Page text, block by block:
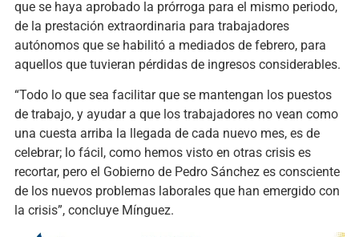
que se haya aprobado la prórroga para el mismo periodo,
de la prestación extraordinaria para trabajadores
autónomos que se habilitó a mediados de febrero, para
aquellos que tuvieran pérdidas de ingresos considerables.
“Todo lo que sea facilitar que se mantengan los puestos
de trabajo, y ayudar a que los trabajadores no vean como
una cuesta arriba la llegada de cada nuevo mes, es de
celebrar; lo fácil, como hemos visto en otras crisis es
recortar, pero el Gobierno de Pedro Sánchez es consciente
de los nuevos problemas laborales que han emergido con
la crisis”, concluye Mínguez.